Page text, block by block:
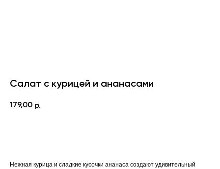
Салат с курицей и ананасами
179,00 р.
Нежная курица и сладкие кусочки ананаса создают удивительный